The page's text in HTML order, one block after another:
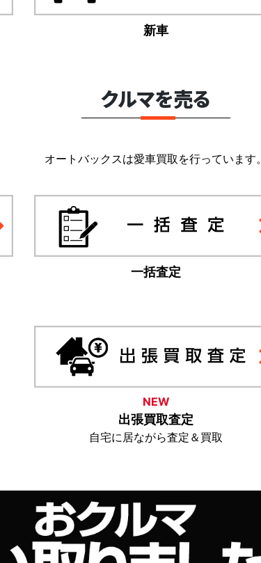
新車
クルマを売る
オートバックスは愛車買取を行っています。
一括査定
NEW
出張買取査定
自宅に居ながら査定＆買取